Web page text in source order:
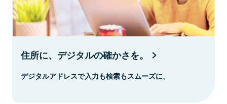
住所に、デジタルの確かさを。
デジタルアドレスで入力も検索もスムーズに。